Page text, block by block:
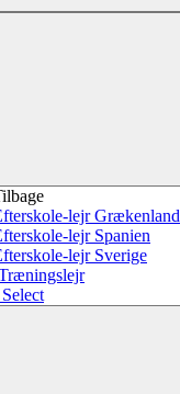
lejr Grækenland
lejr Spanien
lejr Sverige